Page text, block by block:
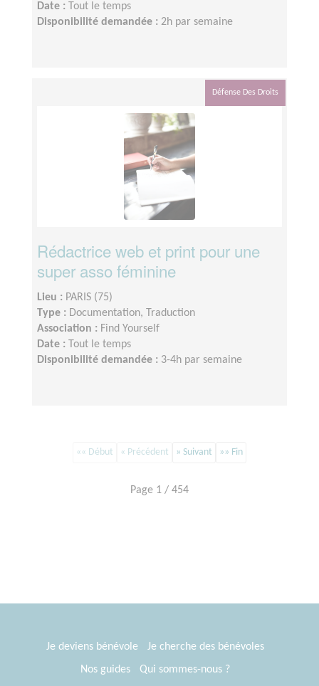
Date :
Tout le temps
Disponibilité demandée : 2h par semaine
Défense Des Droits
Rédactrice web et print pour une
super asso féminine
Lieu : PARIS (75)
Type : Documentation, Traduction
Association : Find Yourself
Date :
Tout le temps
Disponibilité demandée : 3-4h par semaine
«« Début « Précédent » Suivant »» Fin
Page 1 / 454
Je deviens bénévole
Je cherche des bénévoles
Nos guides
Qui sommes-nous ?